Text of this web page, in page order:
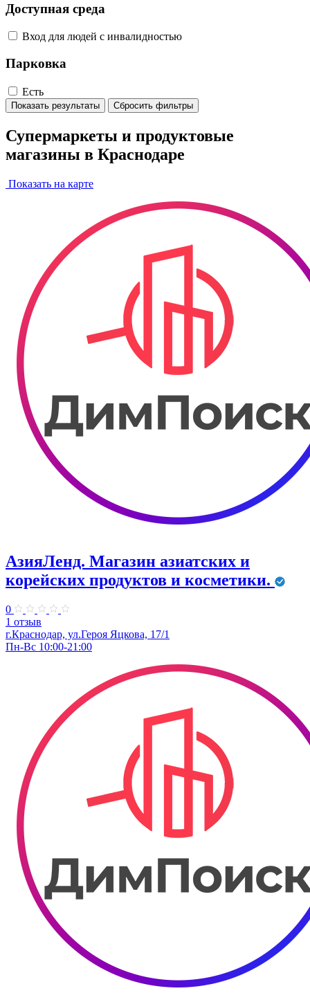
Доступная среда
Вход для людей с инвалидностью
Парковка
Есть
Показать результаты Сбросить фильтры
Супермаркеты и продуктовые
магазины в Краснодаре
Показать на карте
АзияЛенд. Магазин азиатских и
корейских продуктов и косметики.
0
1 отзыв
г.Краснодар, ул.Героя Яцкова, 17/1
Пн-Вс 10:00-21:00